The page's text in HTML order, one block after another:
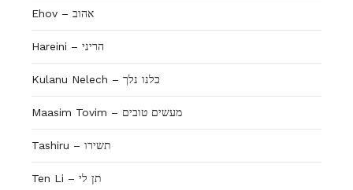
Ehov – אהוב
Hareini – הריני
Kulanu Nelech – כלנו נלך
Maasim Tovim – מעשים טובים
Tashiru – תשירו
Ten Li – תן לי